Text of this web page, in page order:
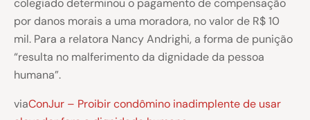
colegiado determinou o pagamento de compensação
por danos morais a uma moradora, no valor de R$ 10
mil. Para a relatora Nancy Andrighi, a forma de punição
“resulta no malferimento da dignidade da pessoa
humana”.
viaConJur – Proibir condômino inadimplente de usar